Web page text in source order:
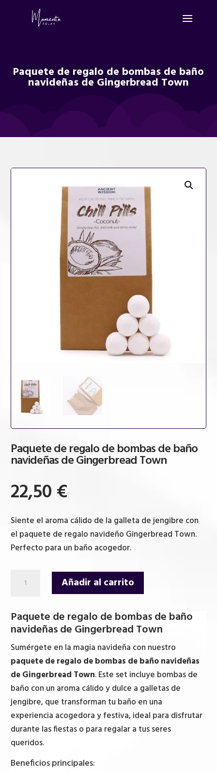
Paquete de regalo de bombas de baño
navideñas de Gingerbread Town
Paquete de regalo de bombas de baño
navideñas de Gingerbread Town
22,50€
Siente el aroma cálido de la galleta de jengibre con
el paquete de regalo navideño Gingerbread Town.
Perfecto para un baño acogedor.
de
bombas
de
baño
navideñas
de
Gingerbread
Town
cantidad
Añadir al carrito
Paquete de regalo de bombas de baño
navideñas de Gingerbread Town
Sumérgete en la magia navideña con nuestro
paquete de regalo de bombas de baño navideñas
de Gingerbread Town. Este set incluye bombas de
baño con un aroma cálido y dulce a galletas de
jengibre, que transforman tu baño en una
experiencia acogedora y festiva, ideal para disfrutar
durante las fiestas o para regalar a tus seres
queridos.
Beneficios principales: